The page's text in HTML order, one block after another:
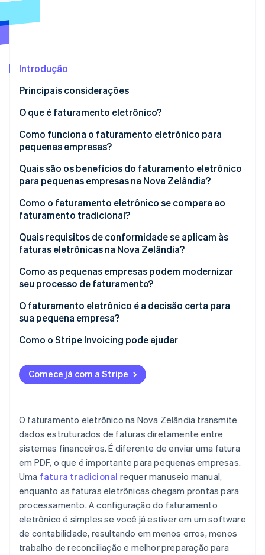
Veja como a Stripe está construindo a infraestrutura
Assista agora
Introdução
Principais considerações
O que é faturamento eletrônico?
Como funciona o faturamento eletrônico para
pequenas empresas?
Quais são os benefícios do faturamento eletrônico
para pequenas empresas na Nova Zelândia?
Como o faturamento eletrônico se compara ao
faturamento tradicional?
Quais requisitos de conformidade se aplicam às
faturas eletrônicas na Nova Zelândia?
Como as pequenas empresas podem modernizar
seu processo de faturamento?
O faturamento eletrônico é a decisão certa para
sua pequena empresa?
Como o Stripe Invoicing pode ajudar
Comece já com a Stripe
O faturamento eletrônico na Nova Zelândia transmite
dados estruturados de faturas diretamente entre
sistemas financeiros. É diferente de enviar uma fatura
em PDF, o que é importante para pequenas empresas.
Uma fatura tradicional requer manuseio manual,
enquanto as faturas eletrônicas chegam prontas para
processamento. A configuração do faturamento
eletrônico é simples se você já estiver em um software
de contabilidade, resultando em menos erros, menos
trabalho de reconciliação e melhor preparação para